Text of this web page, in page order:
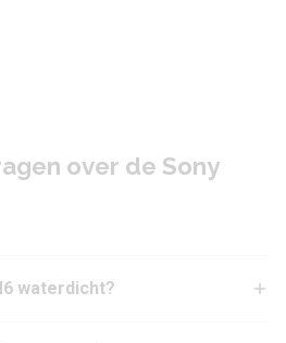
over de Sony
waterdicht?